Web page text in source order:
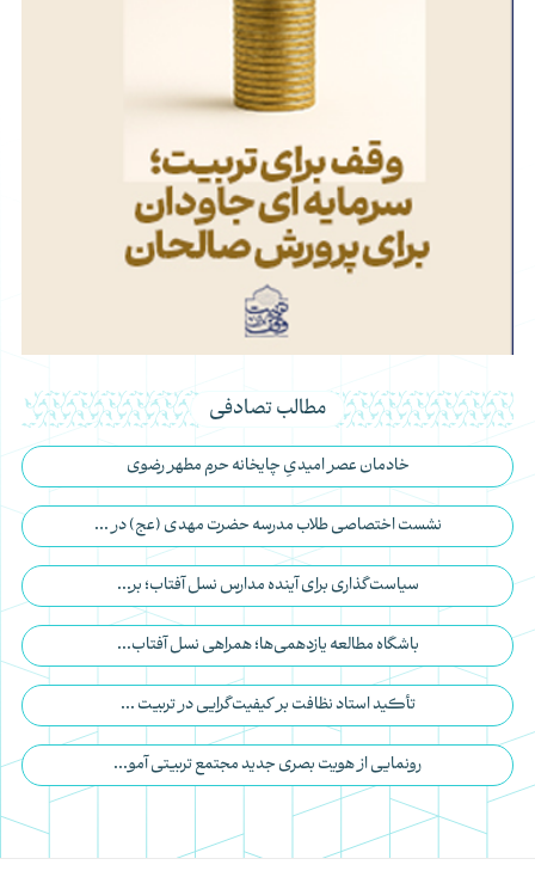
مطالب تصادفی
خادمان عصر امیدیِ چایخانه حرم مطهر رضوی
نشست اختصاصی طلاب مدرسه حضرت مهدی (عج) در ...
سیاست‌گذاری برای آینده مدارس نسل آفتاب؛ بر...
باشگاه مطالعه یازدهمی‌ها؛ همراهی نسل آفتاب...
تأکید استاد نظافت بر کیفیت‌گرایی در تربیت ...
رونمایی از هویت بصری جدید مجتمع تربیتی آمو...